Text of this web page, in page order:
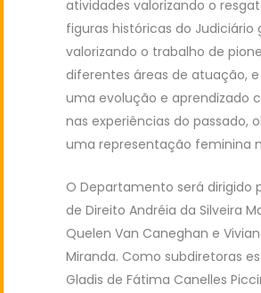
atividades valorizando o
figuras históricas do Judiciário
valorizando o trabalho de
diferentes áreas de atuação,
uma evolução e aprendizado
nas experiências do passado,
uma representação feminina
O Departamento será dirigido
de Direito Andréia da Silveira
Quelen Van Caneghan e
Miranda. Como subdiretoras
Gladis de Fátima Canelles